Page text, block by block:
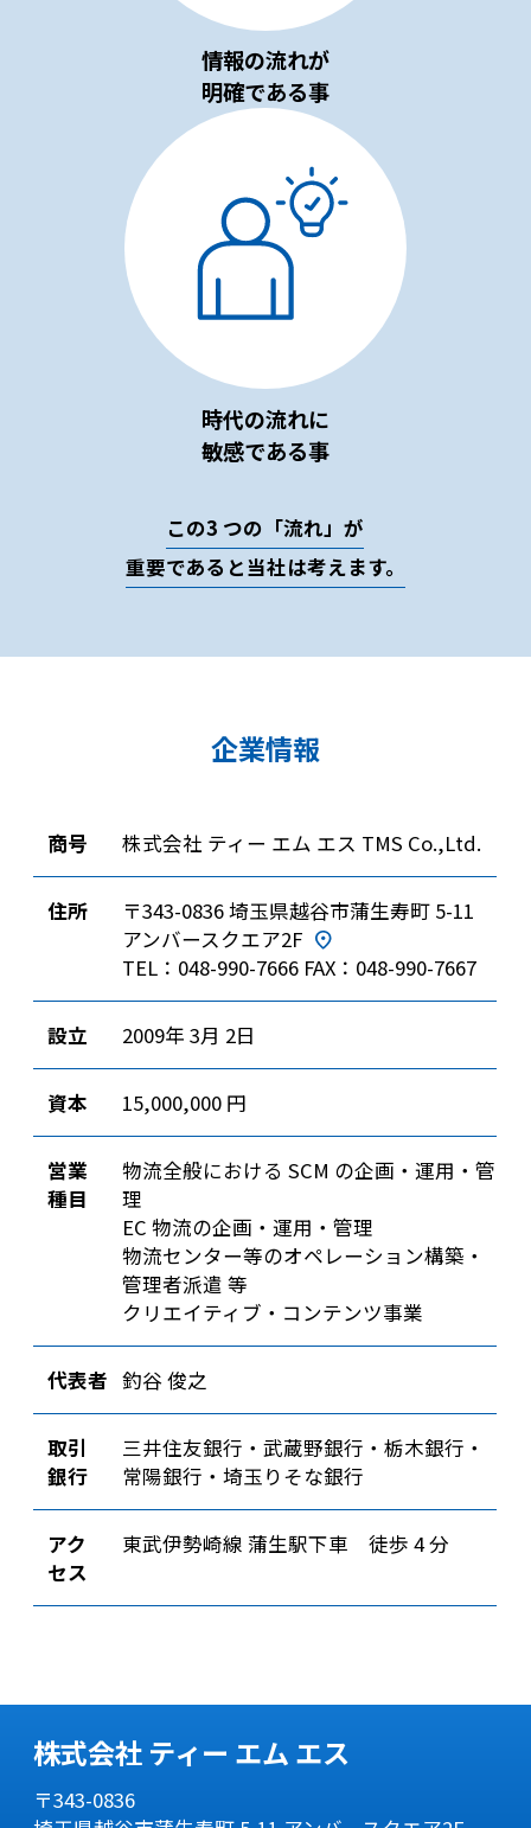
情報の流れが
明確である事
時代の流れに
敏感である事
この3 つの「流れ」が
重要であると当社は考えます。
企業情報
商号 株式会社 ティー エム エス TMS Co.,Ltd.
住所
〒343-0836 埼玉県越谷市蒲生寿町 5-11
アンバースクエア2F
TEL：048-990-7666 FAX：048-990-7667
設立 2009年 3月 2日
資本 15,000,000 円
営業
種目
物流全般における SCM の企画・運用・管
理
EC 物流の企画・運用・管理
物流センター等のオペレーション構築・
管理者派遣 等
クリエイティブ・コンテンツ事業
代表者 釣谷 俊之
取引
銀行
三井住友銀行・武蔵野銀行・栃木銀行・
常陽銀行・埼玉りそな銀行
アク
セス
東武伊勢崎線 蒲生駅下車 徒歩 4 分
株式会社 ティー エム エス
〒343-0836